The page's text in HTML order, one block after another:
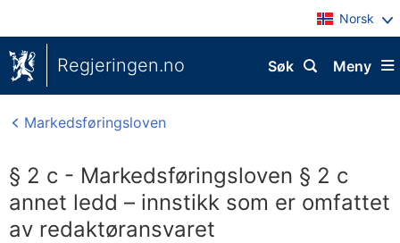
Norsk
Regjeringen.no Meny
Søk
Markedsføringsloven
§ 2 c - Markedsføringsloven § 2 c
annet ledd – innstikk som er omfattet
av redaktøransvaret